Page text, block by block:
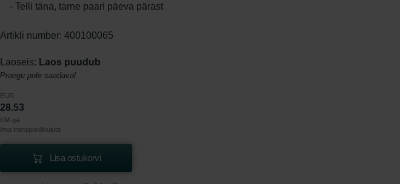
- Telli täna, tarne paari päeva pärast
Artikli number: 400100065
Laoseis: Laos puudub
Praegu pole saadaval
EUR
28.53
KM-ga
ilma transpordikuluta
Lisa ostukorvi